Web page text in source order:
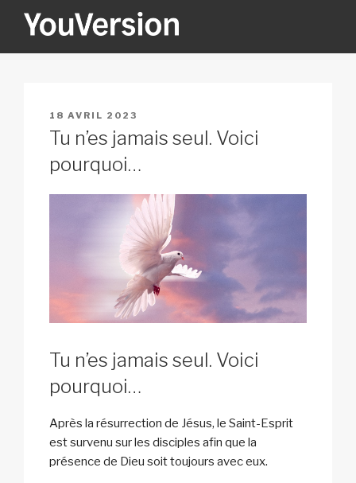
YOUVERSION
PUBLIÉ
LE
18 AVRIL 2023
Tu n’es jamais seul. Voici
pourquoi…
Tu n’es jamais seul. Voici
pourquoi…
Après la résurrection de Jésus, le Saint-Esprit
est survenu sur les disciples afin que la
présence de Dieu soit toujours avec eux.